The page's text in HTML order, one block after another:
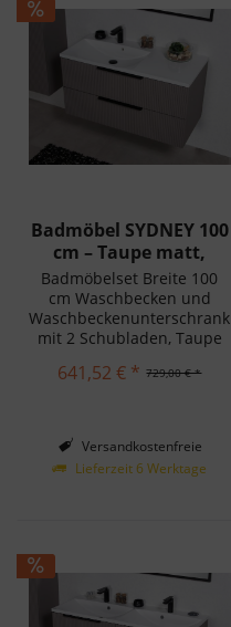
Badmöbel SYDNEY 100
cm – Taupe matt,
Waschtisch...
Badmöbelset Breite 100
cm Waschbecken und
Waschbeckenunterschrank
mit 2 Schubladen, Taupe
einfache Montage.
729,00 € *
641,52 € *
Versandkostenfreie
Lieferung in Deutschland!
Lieferzeit 6 Werktage